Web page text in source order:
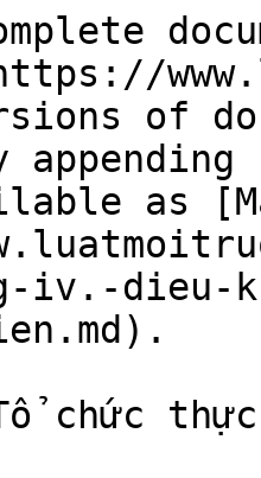
of
as
iv.-dieu-
chức